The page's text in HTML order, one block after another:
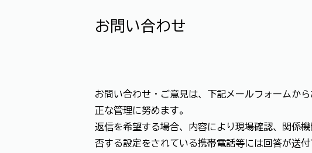
お問い合わせ
お問い合わせ・ご意見は、下記メールフォームか
正な管理に努めます。
返信を希望する場合、内容により現場確認、関係
否する設定をされている携帯電話等には回答が送